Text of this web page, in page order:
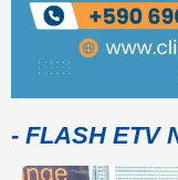
- FLASH ETV